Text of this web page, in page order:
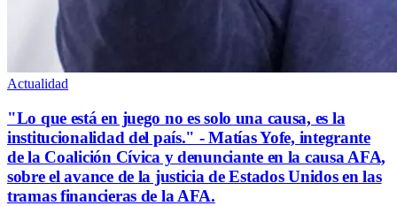
Actualidad
"Lo que está en juego no es solo una causa, es la
institucionalidad del país." - Matías Yofe, integrante
de la Coalición Cívica y denunciante en la causa AFA,
sobre el avance de la justicia de Estados Unidos en las
tramas financieras de la AFA.